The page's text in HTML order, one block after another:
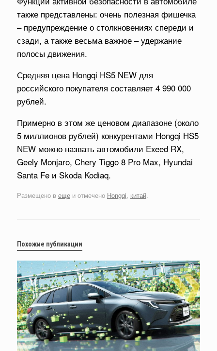
также представлены: очень полезная фишечка
– предупреждение о столкновениях спереди и
сзади, а также весьма важное – удержание
полосы движения.
Средняя цена Hongqi HS5 NEW для
российского покупателя составляет 4 990 000
рублей.
Примерно в этом же ценовом диапазоне (около
5 миллионов рублей) конкурентами Hongqi HS5
NEW можно назвать автомобили Exeed RX,
Geely Monjaro, Chery Tiggo 8 Pro Max, Hyundai
Santa Fe и Skoda Kodiaq.
Размещено в еще и отмечено Hongqi, китай.
Похожие публикации